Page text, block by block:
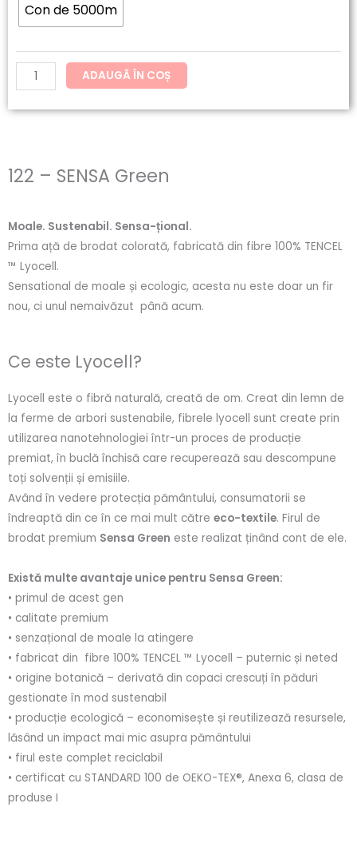
Con de 5000m
ADAUGĂ ÎN COȘ
122 – SENSA Green
Moale. Sustenabil. Sensa-țional.
Prima ață de brodat colorată, fabricată din fibre 100% TENCEL
™ Lyocell.
Sensational de moale și ecologic, acesta nu este doar un fir
nou, ci unul nemaivăzut până acum.
Ce este Lyocell?
Lyocell este o fibră naturală, creată de om. Creat din lemn de
la ferme de arbori sustenabile, fibrele lyocell sunt create prin
utilizarea nanotehnologiei într-un proces de producție
premiat, în buclă închisă care recuperează sau descompune
toți solvenții și emisiile.
Având în vedere protecția pământului, consumatorii se
îndreaptă din ce în ce mai mult către eco-textile. Firul de
brodat premium Sensa Green este realizat ținând cont de ele.
Există multe avantaje unice pentru Sensa Green:
• primul de acest gen
• calitate premium
• senzațional de moale la atingere
• fabricat din fibre 100% TENCEL ™ Lyocell – puternic și neted
• origine botanică – derivată din copaci crescuți în păduri
gestionate în mod sustenabil
• producție ecologică – economisește și reutilizează resursele,
lăsând un impact mai mic asupra pământului
• firul este complet reciclabil
• certificat cu STANDARD 100 de OEKO-TEX®, Anexa 6, clasa de
produse I